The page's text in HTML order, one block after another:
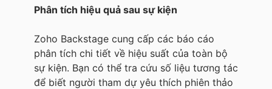
Phân tích hiệu quả sau sự kiện
Zoho Backstage cung cấp các báo cáo
phân tích chi tiết về hiệu suất của toàn bộ
sự kiện. Bạn có thể tra cứu số liệu tương tác
để biết người tham dự yêu thích phiên thảo